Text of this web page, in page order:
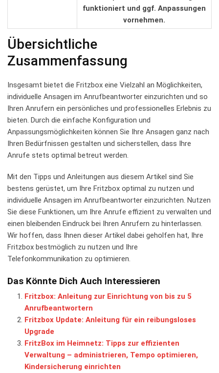
funktioniert und ggf. Anpassungen
⁢vornehmen.
Übersichtliche
Zusammenfassung
Insgesamt bietet die Fritzbox eine Vielzahl ⁢an Möglichkeiten,
individuelle⁣ Ansagen ‍im Anrufbeantworter einzurichten und so
⁣Ihren Anrufern ein persönliches und ⁢professionelles Erlebnis zu
bieten. ⁣Durch die ‌einfache Konfiguration und
Anpassungsmöglichkeiten können Sie Ihre Ansagen ganz nach
Ihren Bedürfnissen ‍gestalten‌ und sicherstellen, dass ⁤Ihre
Anrufe stets optimal betreut werden.
Mit den ‍Tipps und Anleitungen aus diesem Artikel sind Sie
bestens gerüstet, ​um Ihre Fritzbox⁤ optimal zu‍ nutzen‌ und
individuelle Ansagen im Anrufbeantworter einzurichten. Nutzen‍
Sie diese Funktionen, um ⁢Ihre⁤ Anrufe effizient zu verwalten und⁤
einen ⁣bleibenden Eindruck ⁤bei ‍Ihren Anrufern zu hinterlassen.
Wir hoffen, dass‌ Ihnen dieser Artikel dabei geholfen⁢ hat, ‍Ihre
Fritzbox⁢ bestmöglich zu ​nutzen und ⁢Ihre
Telefonkommunikation zu optimieren.
Das Könnte Dich Auch Interessieren
Fritzbox: Anleitung zur Einrichtung von bis zu 5
Anrufbeantwortern
Fritzbox Update: Anleitung für ein reibungsloses
Upgrade
FritzBox im Heimnetz: Tipps zur effizienten
Verwaltung – administrieren, Tempo optimieren,
Kindersicherung einrichten